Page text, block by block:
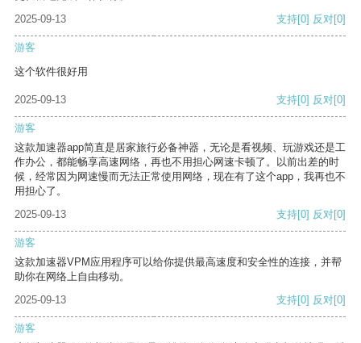
2025-09-13
支持[0] 反对[0]
游客
这个软件很好用
2025-09-13 支持[0] 反对[0]
游客
这款加速器app简直是居家旅行必备神器，无论是看视频、玩游戏还是工
作办公，都能畅享高速网络，再也不用担心网速卡顿了。以前出差的时
候，经常因为网速慢而无法正常使用网络，现在有了这个app，我再也不
用担心了。
2025-09-13
支持[0] 反对[0]
游客
这款加速器VPM应用程序可以给你提供最高速度和安全性的连接，并帮
助你在网络上自由移动。
2025-09-13
支持[0] 反对[0]
游客